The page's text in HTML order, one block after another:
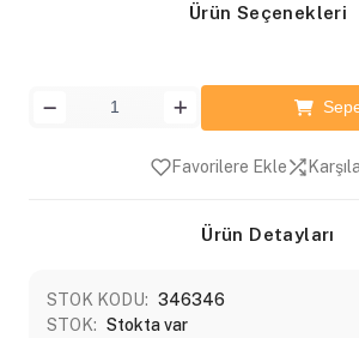
Ürün Seçenekleri
Favorilere Ekle
Ürün Detayları
STOK KODU: 346346
STOK: Stokta var